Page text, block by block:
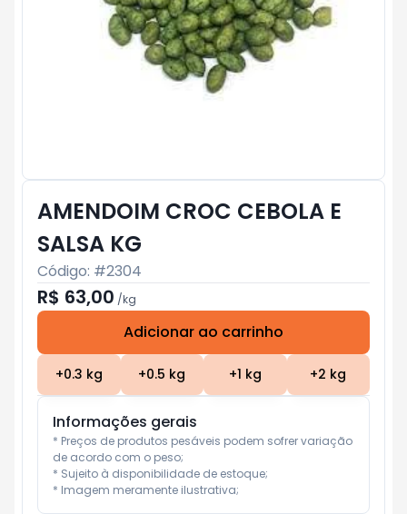
AMENDOIM CROC CEBOLA E
SALSA KG
Código: #2304
R$ 63,00 /kg
Adicionar ao carrinho
+0.3 kg +0.5 kg +1 kg +2 kg
Informações gerais
* Preços de produtos pesáveis podem sofrer variação
de acordo com o peso;
* Sujeito à disponibilidade de estoque;
* Imagem meramente ilustrativa;